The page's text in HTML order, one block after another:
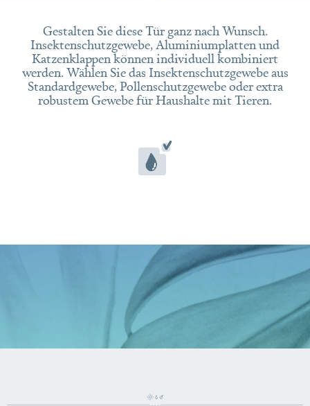
Gestalten Sie diese Tür ganz nach Wunsch.
Insektenschutzgewebe, Aluminiumplatten und
Katzenklappen können individuell kombiniert
werden. Wählen Sie das Insektenschutzgewebe aus
Standardgewebe, Pollenschutzgewebe oder extra
robustem Gewebe für Haushalte mit Tieren.